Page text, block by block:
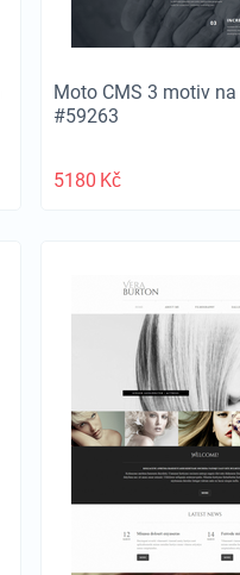
Moto CMS 3 motiv
#59263
5180 Kč